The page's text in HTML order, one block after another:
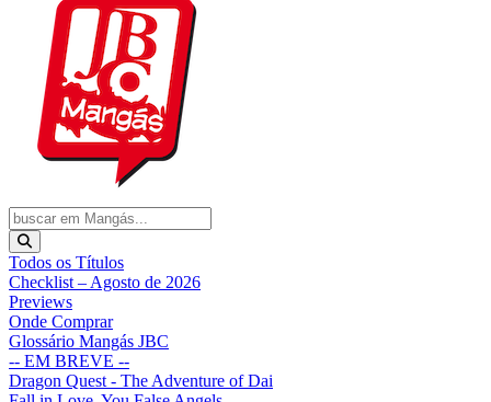
Todos os Títulos
Checklist – Agosto de 2026
Previews
Onde Comprar
Glossário Mangás JBC
-- EM BREVE --
Dragon Quest - The Adventure of Dai